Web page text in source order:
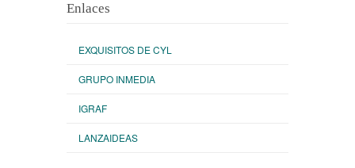
Enlaces
EXQUISITOS DE CYL
GRUPO INMEDIA
IGRAF
LANZAIDEAS